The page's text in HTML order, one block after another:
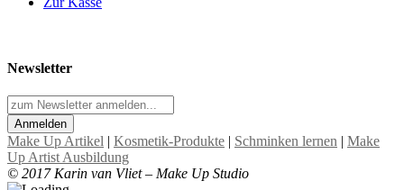
Newsletter
Anmelden
Make Up Artikel | Kosmetik-Produkte | Schminken lernen | Make
Up Artist Ausbildung
© 2017 Karin van Vliet – Make Up Studio